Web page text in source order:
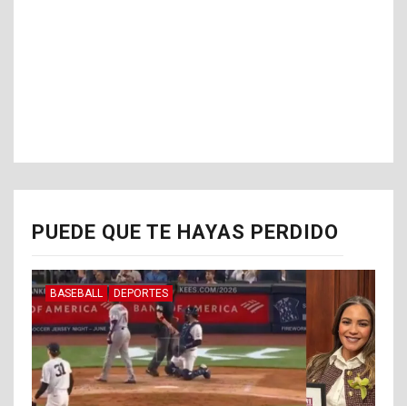
PUEDE QUE TE HAYAS PERDIDO
BASEBALL DEPORTES